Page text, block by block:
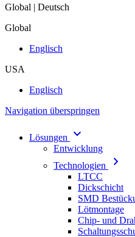
Global | Deutsch
Global
Englisch
USA
Englisch
Navigation überspringen
Lösungen
Entwicklung
Technologien
LTCC
Dickschicht
SMD
Lötmontage
Chip- und